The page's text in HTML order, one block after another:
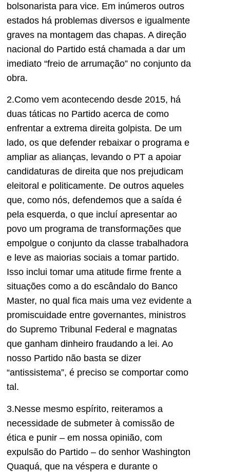
bolsonarista para vice. Em inúmeros outros
estados há problemas diversos e igualmente
graves na montagem das chapas. A direção
nacional do Partido está chamada a dar um
imediato “freio de arrumação” no conjunto da
obra.
2.Como vem acontecendo desde 2015, há
duas táticas no Partido acerca de como
enfrentar a extrema direita golpista. De um
lado, os que defender rebaixar o programa e
ampliar as alianças, levando o PT a apoiar
candidaturas de direita que nos prejudicam
eleitoral e politicamente. De outros aqueles
que, como nós, defendemos que a saída é
pela esquerda, o que incluí apresentar ao
povo um programa de transformações que
empolgue o conjunto da classe trabalhadora
e leve as maiorias sociais a tomar partido.
Isso inclui tomar uma atitude firme frente a
situações como a do escândalo do Banco
Master, no qual fica mais uma vez evidente a
promiscuidade entre governantes, ministros
do Supremo Tribunal Federal e magnatas
que ganham dinheiro fraudando a lei. Ao
nosso Partido não basta se dizer
“antissistema”, é preciso se comportar como
tal.
3.Nesse mesmo espírito, reiteramos a
necessidade de submeter à comissão de
ética e punir – em nossa opinião, com
expulsão do Partido – do senhor Washington
Quaquá, que na véspera e durante o